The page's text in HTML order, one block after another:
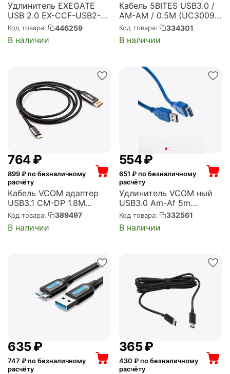
Удлинитель EXEGATE
USB 2.0 EX-CCF-USB2-
AMAF-2.0F (Am/Af,
позолоченные контакты,
ферритовые кольца, 2м)
Код товара: 446259
В наличии
Кабель 5BITES USB3.0 /
AM-AM / 0.5M (UC3009-
005)
Код товара: 334301
В наличии
‍764‍₽
899 ₽ по безналичному
расчёту
Кабель VCOM адаптер
USB3.1 CM-DP 1.8M
(CU422MC-1.8M)
Код товара: 389497
В наличии
‍554‍₽
651 ₽ по безналичному
расчёту
Удлинитель VCOM ный
USB3.0 Am-Af 5m
(VUS7065-5M)
Код товара: 332561
В наличии
‍635‍₽
747 ₽ по безналичному
расчёту
‍365‍₽
430 ₽ по безналичному
расчёту